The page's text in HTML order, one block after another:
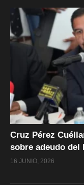
Cruz Pérez
sobre adeudo del
16 JUNIO, 2026